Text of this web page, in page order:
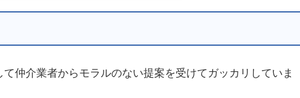
て仲介業者からモラルのない提案を受けてガッカリしていま